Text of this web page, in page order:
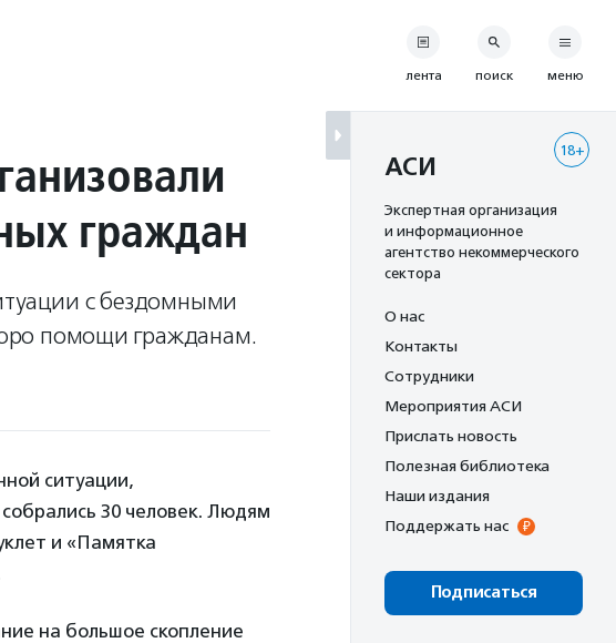
граждан
с бездомными
помощи гражданам.
ситуации,
30 человек. Людям
и «Памятка
на большое скопление
лента поиск меню
18+
АСИ
Экспертная организация
и информационное
агентство некоммерческого
сектора
О нас
Контакты
Сотрудники
Мероприятия АСИ
Прислать новость
Полезная библиотека
Наши издания
Поддержать нас
Подписаться